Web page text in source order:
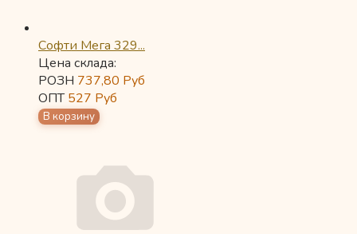
Софти Мега 329...
Цена склада:
РОЗН 737,80 Руб
ОПТ527 Руб